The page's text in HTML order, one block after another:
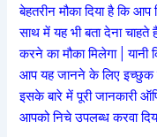
बेहतरीन मौका दिया है कि आप
साथ में यह भी बता देना चाहते
करने का मौका मिलेगा |
आप यह जानने के लिए इच्छुक
इसके बारे में पूरी जानकारी
आपको निचे उपलब्ध करवा